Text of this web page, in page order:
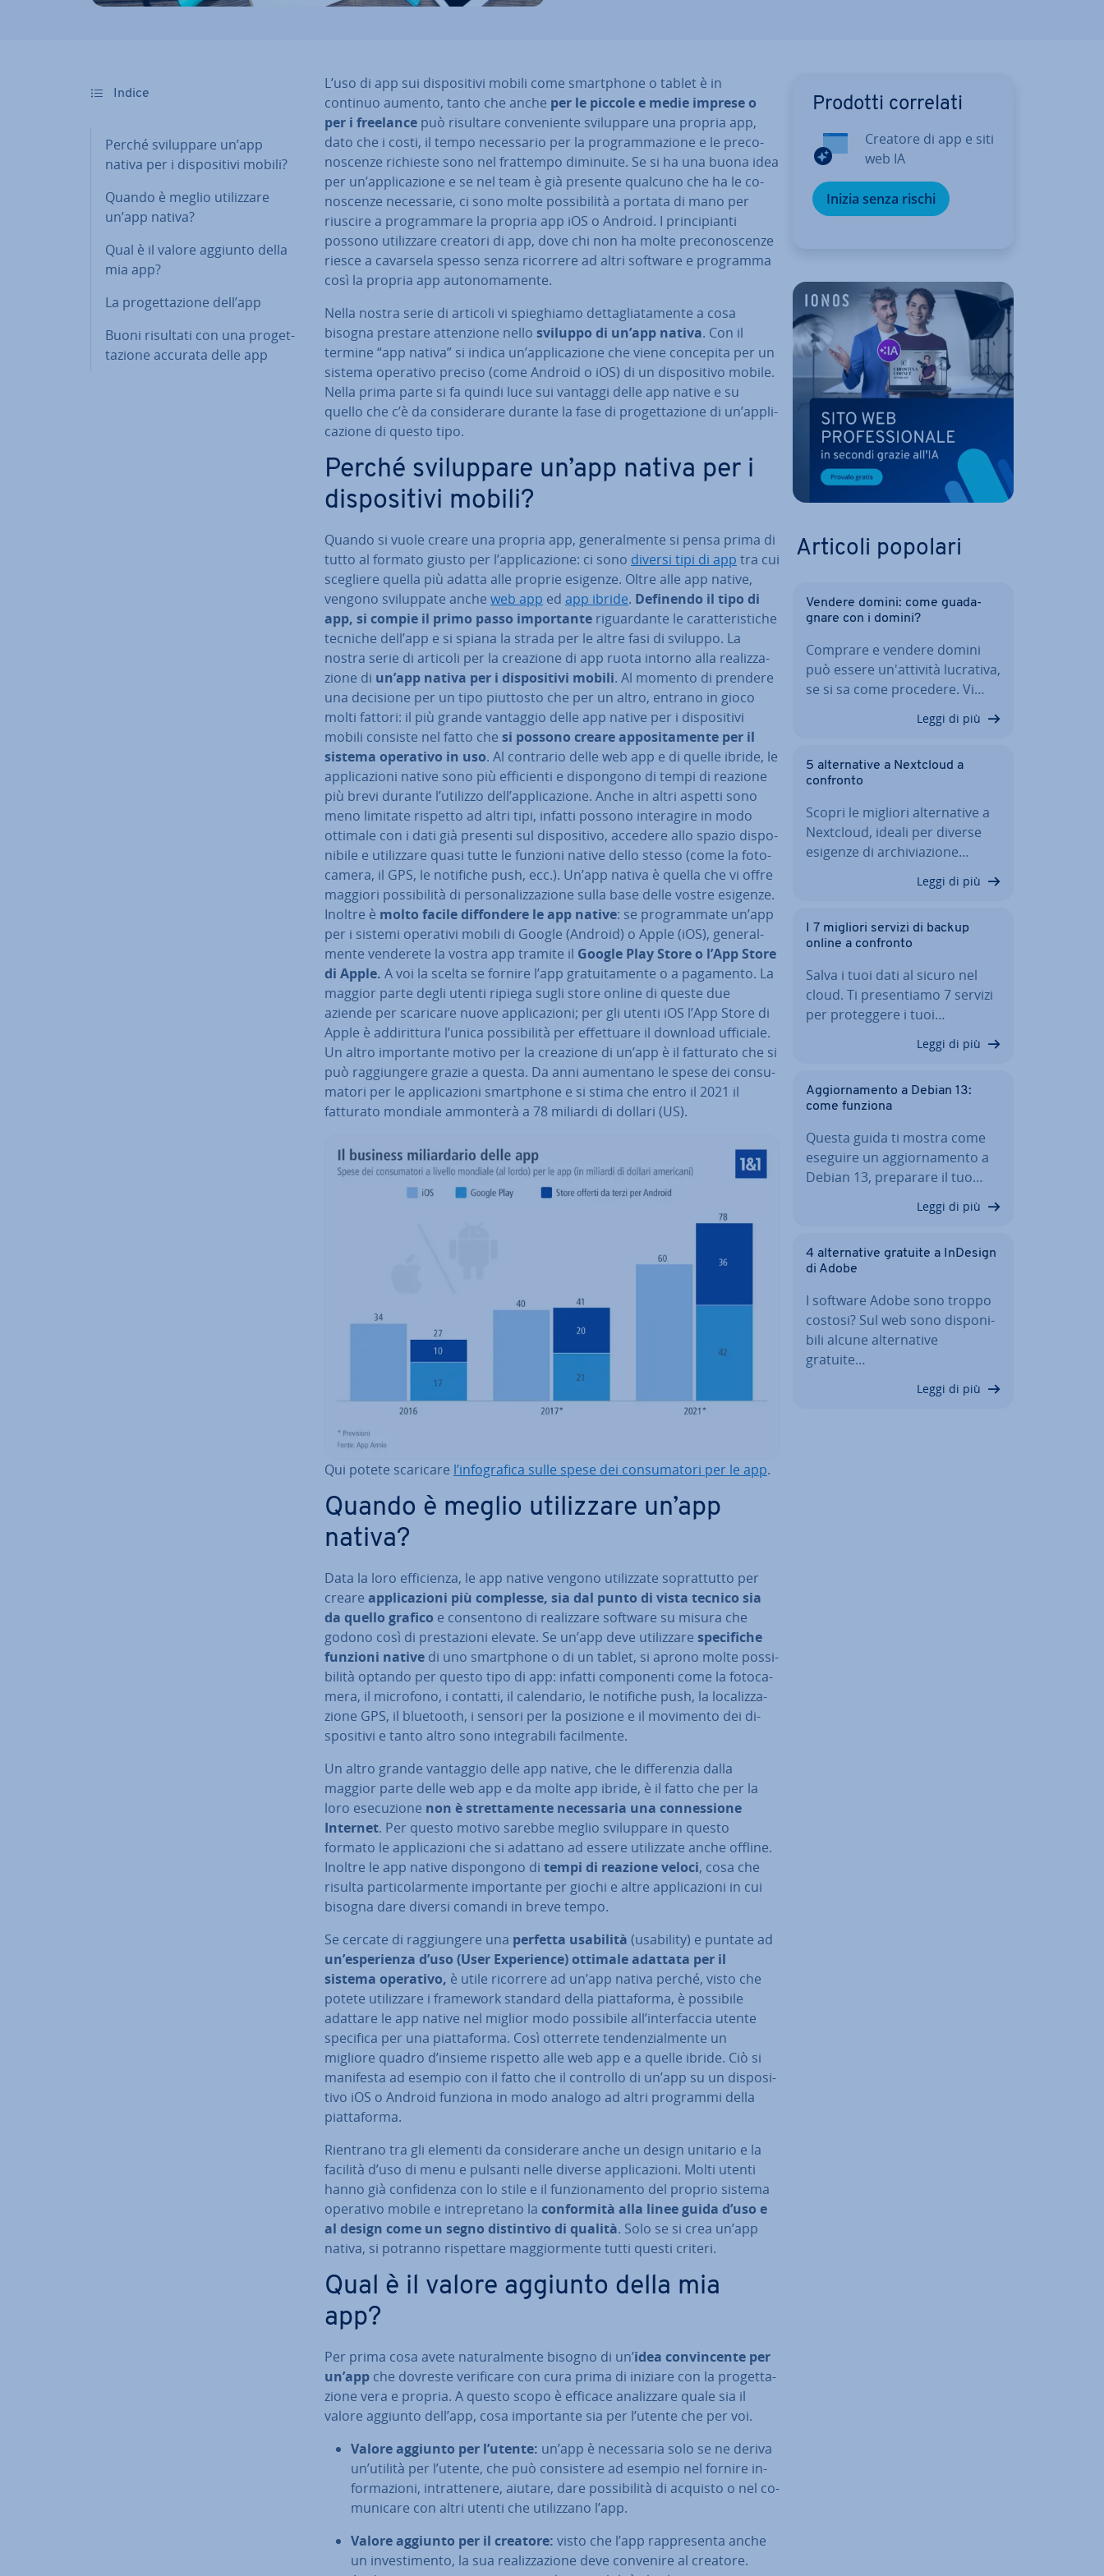
Indice
Perché svi­lup­pa­re un’app
nativa per i di­spo­si­ti­vi mobili?
Quando è meglio uti­liz­za­re
un’app nativa?
Qual è il valore aggiunto della
mia app?
La pro­get­ta­zio­ne dell’app
Buoni risultati con una pro­get­
ta­zio­ne accurata delle app
L’uso di app sui di­spo­si­ti­vi mobili come smart­pho­ne o tablet è in
continuo aumento, tanto che anche per le piccole e medie imprese o
per i freelance può risultare con­ve­nien­te svi­lup­pa­re una propria app,
dato che i costi, il tempo ne­ces­sa­rio per la pro­gram­ma­zio­ne e le pre­co­
no­scen­ze richieste sono nel frattempo diminuite. Se si ha una buona idea
per un’ap­pli­ca­zio­ne e se nel team è già presente qualcuno che ha le co­
no­scen­ze ne­ces­sa­rie, ci sono molte pos­si­bi­li­tà a portata di mano per
riuscire a pro­gram­ma­re la propria app iOS o Android. I prin­ci­pian­ti
possono uti­liz­za­re creatori di app, dove chi non ha molte pre­co­no­scen­ze
riesce a cavarsela spesso senza ricorrere ad altri software e programma
così la propria app au­to­no­ma­men­te.
Nella nostra serie di articoli vi spie­ghia­mo det­ta­glia­ta­men­te a cosa
bisogna prestare at­ten­zio­ne nello sviluppo di un’app nativa. Con il
termine “app nativa” si indica un’ap­pli­ca­zio­ne che viene concepita per un
sistema operativo preciso (come Android o iOS) di un di­spo­si­ti­vo mobile.
Nella prima parte si fa quindi luce sui vantaggi delle app native e su
quello che c’è da con­si­de­ra­re durante la fase di pro­get­ta­zio­ne di un’ap­pli­
ca­zio­ne di questo tipo.
Perché svi­lup­pa­re un’app nativa per i
di­spo­si­ti­vi mobili?
Quando si vuole creare una propria app, ge­ne­ral­men­te si pensa prima di
tutto al formato giusto per l’ap­pli­ca­zio­ne: ci sono diversi tipi di app tra cui
scegliere quella più adatta alle proprie esigenze. Oltre alle app native,
vengono svi­lup­pa­te anche web app ed app ibride. Definendo il tipo di
app, si compie il primo passo im­por­tan­te ri­guar­dan­te le ca­rat­te­ri­sti­che
tecniche dell’app e si spiana la strada per le altre fasi di sviluppo. La
nostra serie di articoli per la creazione di app ruota intorno alla rea­liz­za­
zio­ne di un’app nativa per i di­spo­si­ti­vi mobili. Al momento di prendere
una decisione per un tipo piuttosto che per un altro, entrano in gioco
molti fattori: il più grande vantaggio delle app native per i di­spo­si­ti­vi
mobili consiste nel fatto che si possono creare ap­po­si­ta­men­te per il
sistema operativo in uso. Al contrario delle web app e di quelle ibride, le
ap­pli­ca­zio­ni native sono più ef­fi­cien­ti e di­spon­go­no di tempi di reazione
più brevi durante l’utilizzo dell’ap­pli­ca­zio­ne. Anche in altri aspetti sono
meno limitate rispetto ad altri tipi, infatti possono in­te­ra­gi­re in modo
ottimale con i dati già presenti sul di­spo­si­ti­vo, accedere allo spazio di­spo­
ni­bi­le e uti­liz­za­re quasi tutte le funzioni native dello stesso (come la fo­to­
ca­me­ra, il GPS, le notifiche push, ecc.). Un’app nativa è quella che vi offre
maggiori pos­si­bi­li­tà di per­so­na­liz­za­zio­ne sulla base delle vostre esigenze.
Inoltre è molto facile dif­fon­de­re le app native: se pro­gram­ma­te un’app
per i sistemi operativi mobili di Google (Android) o Apple (iOS), ge­ne­ral­
men­te venderete la vostra app tramite il Google Play Store o l’App Store
di Apple. A voi la scelta se fornire l’app gra­tui­ta­men­te o a pagamento. La
maggior parte degli utenti ripiega sugli store online di queste due
aziende per scaricare nuove ap­pli­ca­zio­ni; per gli utenti iOS l’App Store di
Apple è ad­di­rit­tu­ra l’unica pos­si­bi­li­tà per ef­fet­tua­re il download ufficiale.
Un altro im­por­tan­te motivo per la creazione di un’app è il fatturato che si
può rag­giun­ge­re grazie a questa. Da anni aumentano le spese dei con­su­
ma­to­ri per le ap­pli­ca­zio­ni smart­pho­ne e si stima che entro il 2021 il
fatturato mondiale ammonterà a 78 miliardi di dollari (US).
Qui potete scaricare l’in­fo­gra­fi­ca sulle spese dei con­su­ma­to­ri per le app.
Quando è meglio uti­liz­za­re un’app
nativa?
Data la loro ef­fi­cien­za, le app native vengono uti­liz­za­te so­prat­tut­to per
creare ap­pli­ca­zio­ni più complesse, sia dal punto di vista tecnico sia
da quello grafico e con­sen­to­no di rea­liz­za­re software su misura che
godono così di pre­sta­zio­ni elevate. Se un’app deve uti­liz­za­re spe­ci­fi­che
funzioni native di uno smart­pho­ne o di un tablet, si aprono molte pos­si­
bi­li­tà optando per questo tipo di app: infatti com­po­nen­ti come la fo­to­ca­
me­ra, il microfono, i contatti, il ca­len­da­rio, le notifiche push, la lo­ca­liz­za­
zio­ne GPS, il bluetooth, i sensori per la posizione e il movimento dei di­
spo­si­ti­vi e tanto altro sono in­te­gra­bi­li fa­cil­men­te.
Un altro grande vantaggio delle app native, che le dif­fe­ren­zia dalla
maggior parte delle web app e da molte app ibride, è il fatto che per la
loro ese­cu­zio­ne non è stret­ta­men­te ne­ces­sa­ria una con­nes­sio­ne
Internet. Per questo motivo sarebbe meglio svi­lup­pa­re in questo
formato le ap­pli­ca­zio­ni che si adattano ad essere uti­liz­za­te anche offline.
Inoltre le app native di­spon­go­no di tempi di reazione veloci, cosa che
risulta par­ti­co­lar­men­te im­por­tan­te per giochi e altre ap­pli­ca­zio­ni in cui
bisogna dare diversi comandi in breve tempo.
Se cercate di rag­giun­ge­re una perfetta usabilità (usability) e puntate ad
un’espe­rien­za d’uso (User Ex­pe­rien­ce) ottimale adattata per il
sistema operativo, è utile ricorrere ad un’app nativa perché, visto che
potete uti­liz­za­re i framework standard della piat­ta­for­ma, è possibile
adattare le app native nel miglior modo possibile all’in­ter­fac­cia utente
specifica per una piat­ta­for­ma. Così otterrete ten­den­zial­men­te un
migliore quadro d’insieme rispetto alle web app e a quelle ibride. Ciò si
manifesta ad esempio con il fatto che il controllo di un’app su un di­spo­si­
ti­vo iOS o Android funziona in modo analogo ad altri programmi della
piat­ta­for­ma.
Rientrano tra gli elementi da con­si­de­ra­re anche un design unitario e la
facilità d’uso di menu e pulsanti nelle diverse ap­pli­ca­zio­ni. Molti utenti
hanno già con­fi­den­za con lo stile e il fun­zio­na­men­to del proprio sistema
operativo mobile e in­tre­pre­ta­no la con­for­mi­tà alla linee guida d’uso e
al design come un segno di­stin­ti­vo di qualità. Solo se si crea un’app
nativa, si potranno ri­spet­ta­re mag­gior­men­te tutti questi criteri.
Qual è il valore aggiunto della mia
app?
Per prima cosa avete na­tu­ral­men­te bisogno di un’idea con­vin­cen­te per
un’app che dovreste ve­ri­fi­ca­re con cura prima di iniziare con la pro­get­ta­
zio­ne vera e propria. A questo scopo è efficace ana­liz­za­re quale sia il
valore aggiunto dell’app, cosa im­por­tan­te sia per l’utente che per voi.
Valore aggiunto per l’utente: un’app è ne­ces­sa­ria solo se ne deriva
un’utilità per l’utente, che può con­si­ste­re ad esempio nel fornire in­
for­ma­zio­ni, in­trat­te­ne­re, aiutare, dare pos­si­bi­li­tà di acquisto o nel co­
mu­ni­ca­re con altri utenti che uti­liz­za­no l’app.
Valore aggiunto per il creatore: visto che l’app rap­pre­sen­ta anche
un in­ve­sti­men­to, la sua rea­liz­za­zio­ne deve convenire al creatore.
Prodotti correlati
Creatore di app e siti
web IA
Inizia senza rischi
Articoli popolari
Vendere domini: come gua­da­
gna­re con i domini?
Comprare e vendere domini
può essere un'at­ti­vi­tà lucrativa,
se si sa come procedere. Vi…
Leggi di più
5 al­ter­na­ti­ve a Nextcloud a
confronto
Scopri le migliori al­ter­na­ti­ve a
Nextcloud, ideali per diverse
esigenze di ar­chi­via­zio­ne…
Leggi di più
I 7 migliori servizi di backup
online a confronto
Salva i tuoi dati al sicuro nel
cloud. Ti pre­sen­tia­mo 7 servizi
per pro­teg­ge­re i tuoi…
Leggi di più
Ag­gior­na­men­to a Debian 13:
come funziona
Questa guida ti mostra come
eseguire un ag­gior­na­men­to a
Debian 13, preparare il tuo…
Leggi di più
4 al­ter­na­ti­ve gratuite a InDesign
di Adobe
I software Adobe sono troppo
costosi? Sul web sono di­spo­ni­
bi­li alcune al­ter­na­ti­ve
gratuite…
Leggi di più